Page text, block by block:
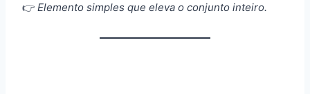
👉 Elemento simples que eleva o conjunto inteiro.